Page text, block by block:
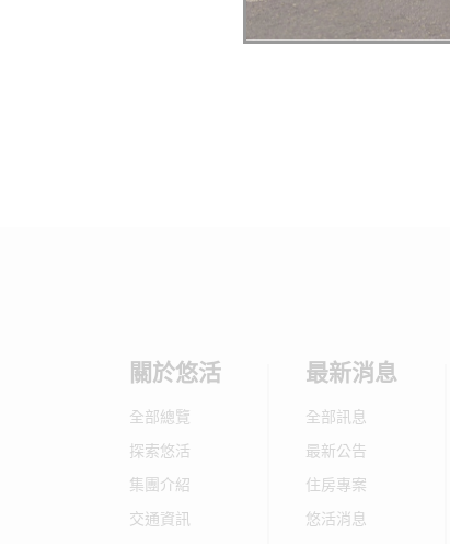
關於悠活
全部總覽
探索悠活
集團介紹
交通資訊
最新消息
全部訊息
最新公告
住房專案
悠活消息